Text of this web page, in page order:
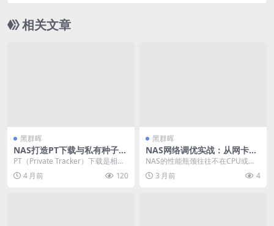
相关文章
黑群晖
NAS打造PT下载与私有种子站
完全指南：QBittorrent与HD
PT（Private Tracker）下载是相较
于公共BT更私密、更高效的下载
方...4 月前 120
黑群晖
NAS网络调优实战：从网卡Bo
nding到TCP参数优化的全面
NAS的性能瓶颈往往不在CPU或硬
盘，而在于网络。即使你拥有万兆
网卡和高速存储，...
3 月前 4